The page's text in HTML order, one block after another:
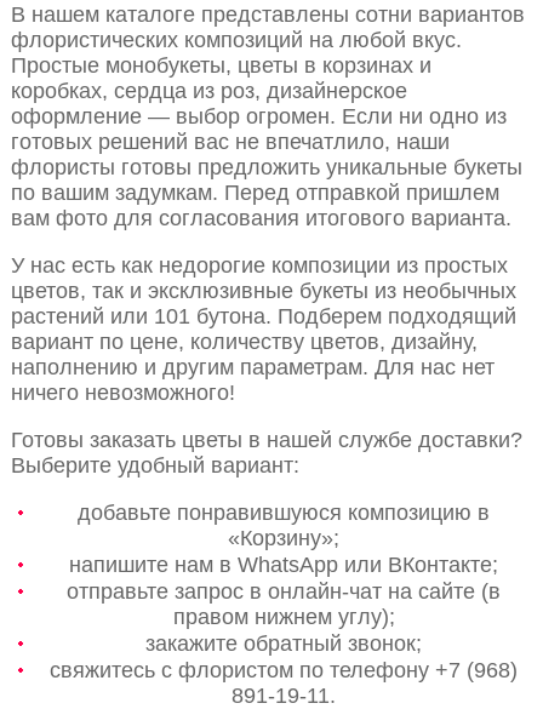
В нашем каталоге представлены сотни вариантов
флористических композиций на любой вкус.
Простые монобукеты, цветы в корзинах и
коробках, сердца из роз, дизайнерское
оформление — выбор огромен. Если ни одно из
готовых решений вас не впечатлило, наши
флористы готовы предложить уникальные букеты
по вашим задумкам. Перед отправкой пришлем
вам фото для согласования итогового варианта.
У нас есть как недорогие композиции из простых
цветов, так и эксклюзивные букеты из необычных
растений или 101 бутона. Подберем подходящий
вариант по цене, количеству цветов, дизайну,
наполнению и другим параметрам. Для нас нет
ничего невозможного!
Готовы заказать цветы в нашей службе доставки?
Выберите удобный вариант:
добавьте понравившуюся композицию в
«Корзину»;
напишите нам в WhatsApp или ВКонтакте;
отправьте запрос в онлайн-чат на сайте (в
правом нижнем углу);
закажите обратный звонок;
свяжитесь с флористом по телефону +7 (968)
891-19-11.